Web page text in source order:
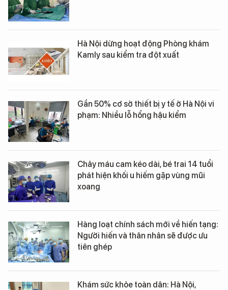
Hà Nội dừng hoạt động Phòng khám
Kamly sau kiểm tra đột xuất
Gần 50% cơ sở thiết bị y tế ở Hà Nội vi
phạm: Nhiều lỗ hổng hậu kiểm
Chảy máu cam kéo dài, bé trai 14 tuổi
phát hiện khối u hiếm gặp vùng mũi
xoang
Hàng loạt chính sách mới về hiến tạng:
Người hiến và thân nhân sẽ được ưu
tiên ghép
Khám sức khỏe toàn dân: Hà Nội,